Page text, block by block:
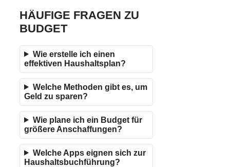
HÄUFIGE FRAGEN ZU
BUDGET
Wie erstelle ich einen
effektiven Haushaltsplan?
Welche Methoden gibt es, um
Geld zu sparen?
Wie plane ich ein Budget für
größere Anschaffungen?
Welche Apps eignen sich zur
Haushaltsbuchführung?